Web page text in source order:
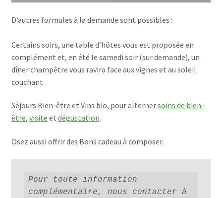
D’autres formules à la demande sont possibles :
Certains soirs, une table d’hôtes vous est proposée en
complément et, en été le samedi soir (sur demande), un
dîner champêtre vous ravira face aux vignes et au soleil
couchant
Séjours Bien-être et Vins bio, pour alternersoins de bien-
être, visite et dégustation.
Osez aussi offrir des Bons cadeau à composer.
Pour toute information